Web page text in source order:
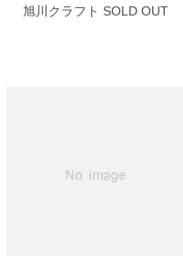
旭川クラフト SOLD OUT